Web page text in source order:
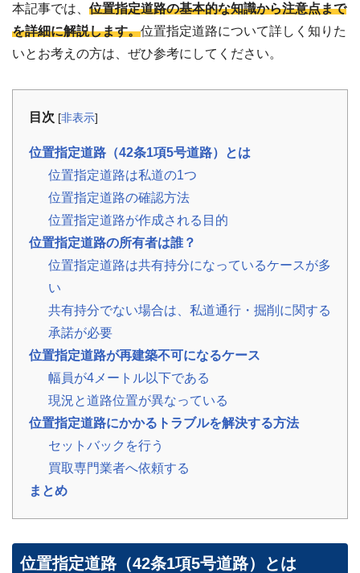
都
道
府
県
の
お
役
立
ち
ラ
ム
続・
持
分・
空
き
家・
税
金
▾
💬
お
客
様
の
声
ご
頼
た
い
本記事では、 位置指定道路の基本的な知識から注意点まで
を詳細に解説します。位置指定道路について詳しく知りた
いとお考えの方は、ぜひ参考にしてください。
目次 [非表示]
位置指定道路（42条1項5号道路）とは
位置指定道路は私道の1つ
位置指定道路の確認方法
位置指定道路が作成される目的
位置指定道路の所有者は誰？
位置指定道路は共有持分になっているケースが多
い
共有持分でない場合は、私道通行・掘削に関する
承諾が必要
位置指定道路が再建築不可になるケース
幅員が4メートル以下である
現況と道路位置が異なっている
位置指定道路にかかるトラブルを解決する方法
セットバックを行う
買取専門業者へ依頼する
まとめ
位置指定道路（42条1項5号道路）とは